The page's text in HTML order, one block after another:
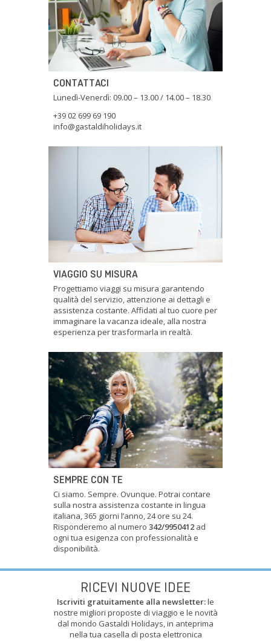
CONTATTACI
Lunedì-Venerdì: 09.00 – 13.00 / 14.00 – 18.30
+39 02 699 69 190
info@gastaldiholidays.it
VIAGGIO SU MISURA
Progettiamo viaggi su misura garantendo
qualità del servizio, attenzione ai dettagli e
assistenza costante. Affidati al tuo cuore per
immaginare la vacanza ideale, alla nostra
esperienza per trasformarla in realtà.
SEMPRE CON TE
Ci siamo. Sempre. Ovunque. Potrai contare
sulla nostra assistenza costante in lingua
italiana, 365 giorni l’anno, 24 ore su 24.
Risponderemo al numero 342/9950412 ad
ogni tua esigenza con professionalità e
disponibilità.
RICEVI NUOVE IDEE
Iscriviti gratuitamente alla newsletter:le
nostre migliori proposte di viaggio e le novità
dal mondo Gastaldi Holidays, in anteprima
nella tua casella di posta elettronica